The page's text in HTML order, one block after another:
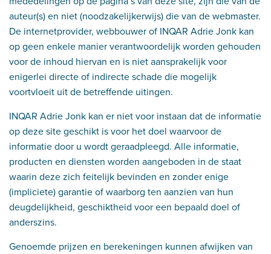
auteur(s) en niet (noodzakelijkerwijs) die van de webmaster.
De internetprovider, webbouwer of INQAR Adrie Jonk kan
op geen enkele manier verantwoordelijk worden gehouden
voor de inhoud hiervan en is niet aansprakelijk voor
enigerlei directe of indirecte schade die mogelijk
voortvloeit uit de betreffende uitingen.
INQAR Adrie Jonk kan er niet voor instaan dat de informatie
op deze site geschikt is voor het doel waarvoor de
informatie door u wordt geraadpleegd. Alle informatie,
producten en diensten worden aangeboden in de staat
waarin deze zich feitelijk bevinden en zonder enige
(impliciete) garantie of waarborg ten aanzien van hun
deugdelijkheid, geschiktheid voor een bepaald doel of
anderszins.
Genoemde prijzen en berekeningen kunnen afwijken van